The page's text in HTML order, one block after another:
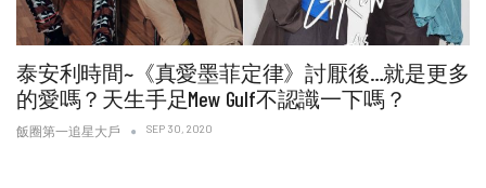
泰安利時間~《真愛墨菲定律》討厭後…就是更多
的愛嗎？天生手足Mew Gulf不認識一下嗎？
飯圈第一追星大戶 SEP 30, 2020